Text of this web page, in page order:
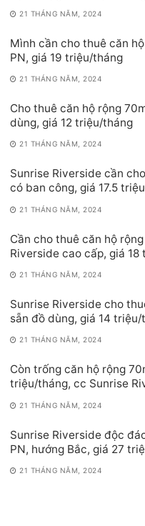
21 THÁNG NĂM, 2024
Mình cần cho thuê căn
PN, giá 19 triệu/tháng
21 THÁNG NĂM, 2024
Cho thuê căn hộ rộng
dùng, giá 12 triệu/tháng
21 THÁNG NĂM, 2024
Sunrise Riverside cần
có ban công, giá 17.5
21 THÁNG NĂM, 2024
Cần cho thuê căn hộ
Riverside cao cấp, giá
21 THÁNG NĂM, 2024
Sunrise Riverside cho
sẵn đồ dùng, giá 14 triệu/
21 THÁNG NĂM, 2024
Còn trống căn hộ rộng
triệu/tháng, cc Sunrise
21 THÁNG NĂM, 2024
Sunrise Riverside độc
PN, hướng Bắc, giá 27
21 THÁNG NĂM, 2024